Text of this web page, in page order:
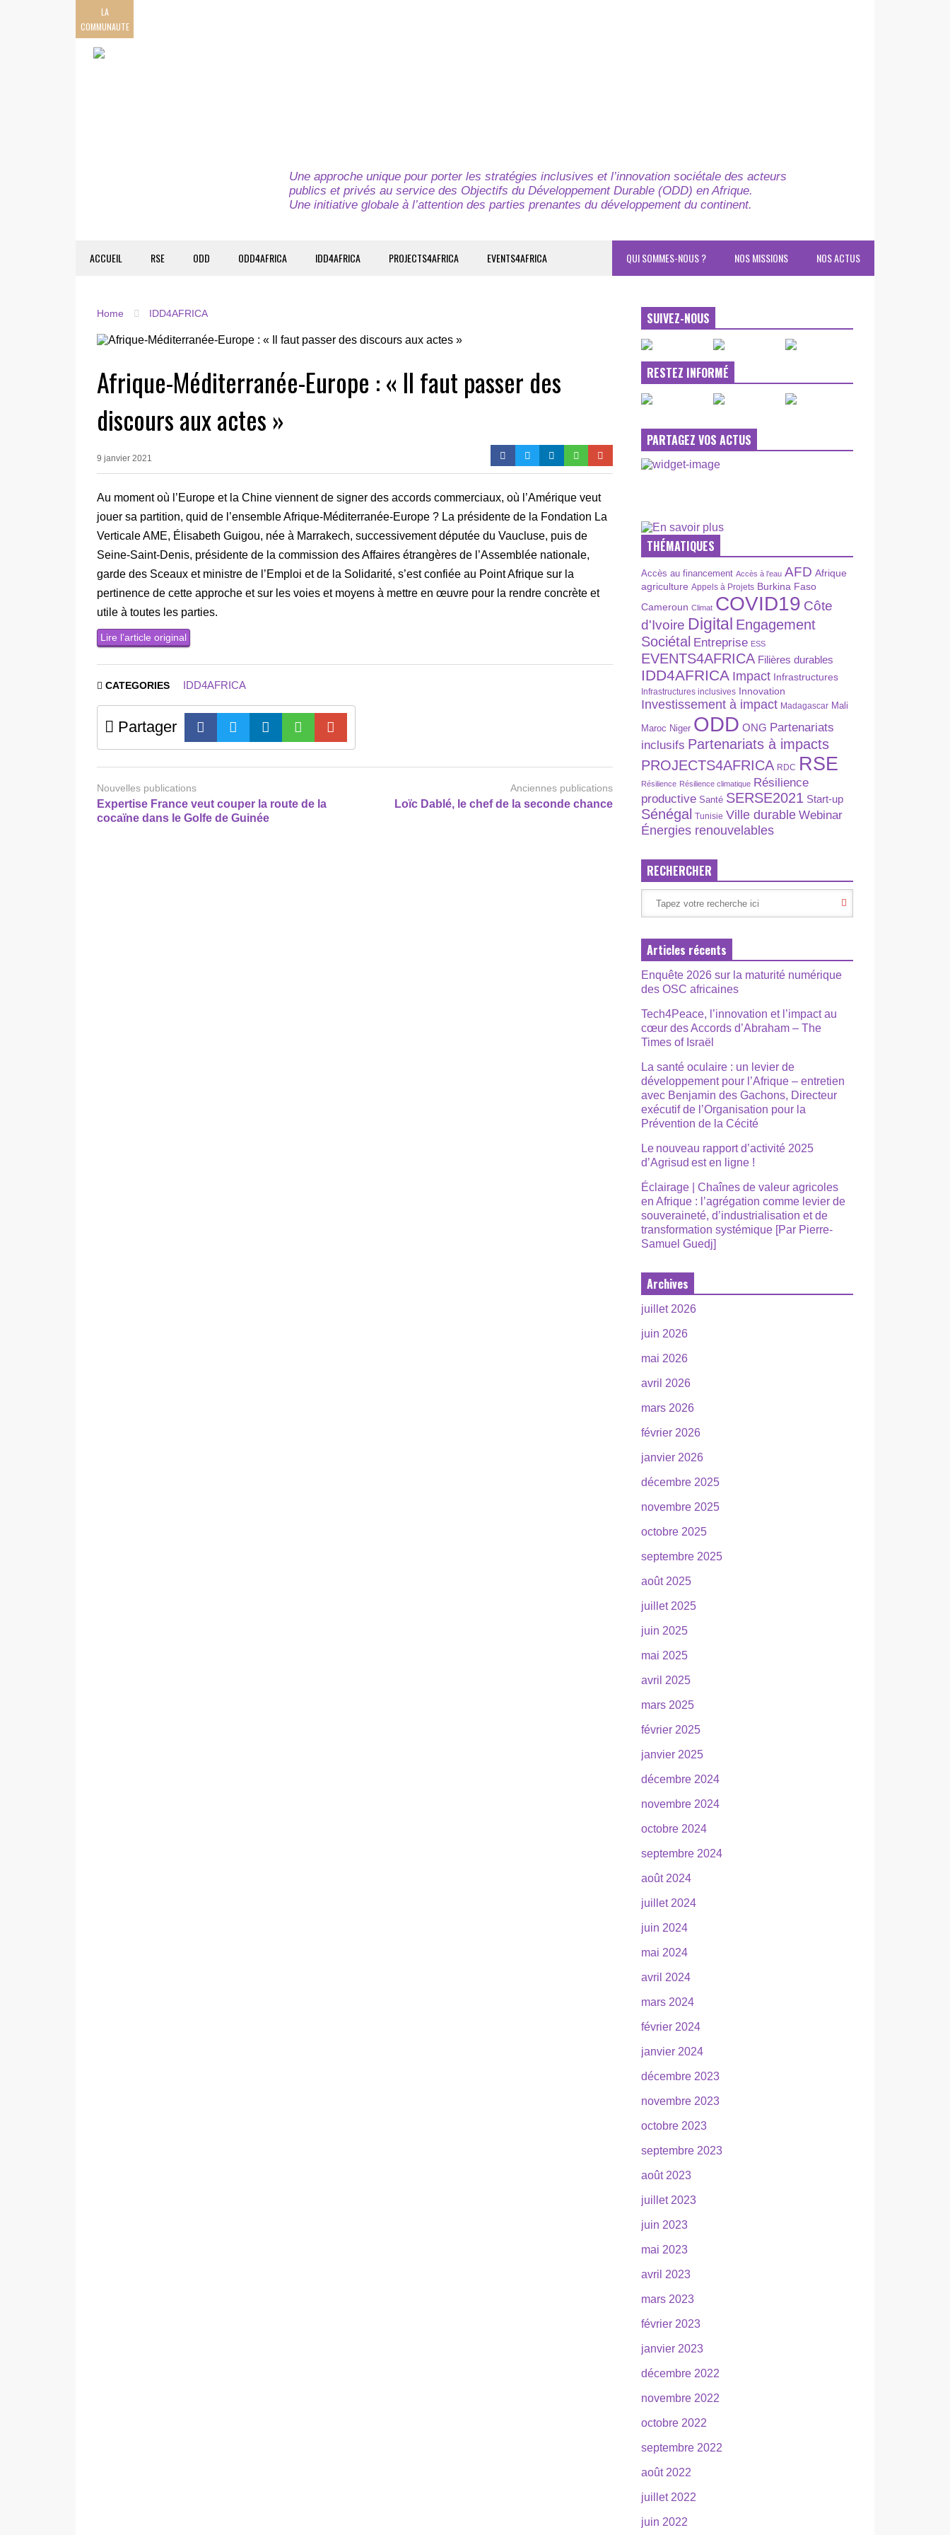
LA
COMMUNAUTE
Une approche unique pour porter les stratégies inclusives et l’innovation sociétale des acteurs
publics et privés au service des Objectifs du Développement Durable (ODD) en Afrique.
Une initiative globale à l’attention des parties prenantes du développement du continent.
ACCUEIL RSE ODD ODD4AFRICA IDD4AFRICA PROJECTS4AFRICA EVENTS4AFRICA NOS ACTUS
NOS MISSIONS
QUI SOMMES-NOUS ?
Home IDD4AFRICA
Afrique-Méditerranée-Europe : « Il faut passer des
discours aux actes »
9 janvier 2021
Au moment où l’Europe et la Chine viennent de signer des accords commerciaux, où l’Amérique veut
jouer sa partition, quid de l’ensemble Afrique-Méditerranée-Europe ? La présidente de la Fondation La
Verticale AME, Élisabeth Guigou, née à Marrakech, successivement députée du Vaucluse, puis de
Seine-Saint-Denis, présidente de la commission des Affaires étrangères de l’Assemblée nationale,
garde des Sceaux et ministre de l’Emploi et de la Solidarité, s’est confiée au Point Afrique sur la
pertinence de cette approche et sur les voies et moyens à mettre en œuvre pour la rendre concrète et
utile à toutes les parties.
Lire l’article original
CATEGORIES IDD4AFRICA
Partager
Nouvelles publications
Expertise France veut couper la route de la
cocaïne dans le Golfe de Guinée
Anciennes publications
Loïc Dablé, le chef de la seconde chance
SUIVEZ-NOUS
RESTEZ INFORMÉ
PARTAGEZ VOS ACTUS
THÉMATIQUES
Accès au financement Accès à l’eau AFD Afrique
agriculture Appels à Projets Burkina Faso
Cameroun Climat COVID19 Côte
d'Ivoire Digital Engagement
Sociétal Entreprise ESS
EVENTS4AFRICA Filières durables
IDD4AFRICA Impact Infrastructures
Infrastructures inclusives Innovation
Investissement à impact Madagascar Mali
Maroc Niger ODD ONG Partenariats
inclusifs Partenariats à impacts
PROJECTS4AFRICA RDC RSE
Résilience Résilience climatique Résilience
productive Santé SERSE2021 Start-up
Sénégal Tunisie Ville durable Webinar
Énergies renouvelables
RECHERCHER
Articles récents
Enquête 2026 sur la maturité numérique
des OSC africaines
Tech4Peace, l’innovation et l’impact au
cœur des Accords d’Abraham – The
Times of Israël
La santé oculaire : un levier de
développement pour l’Afrique – entretien
avec Benjamin des Gachons, Directeur
exécutif de l’Organisation pour la
Prévention de la Cécité
Le nouveau rapport d’activité 2025
d’Agrisud est en ligne !
Éclairage | Chaînes de valeur agricoles
en Afrique : l’agrégation comme levier de
souveraineté, d’industrialisation et de
transformation systémique [Par Pierre-
Samuel Guedj]
Archives
juillet 2026
juin 2026
mai 2026
avril 2026
mars 2026
février 2026
janvier 2026
décembre 2025
novembre 2025
octobre 2025
septembre 2025
août 2025
juillet 2025
juin 2025
mai 2025
avril 2025
mars 2025
février 2025
janvier 2025
décembre 2024
novembre 2024
octobre 2024
septembre 2024
août 2024
juillet 2024
juin 2024
mai 2024
avril 2024
mars 2024
février 2024
janvier 2024
décembre 2023
novembre 2023
octobre 2023
septembre 2023
août 2023
juillet 2023
juin 2023
mai 2023
avril 2023
mars 2023
février 2023
janvier 2023
décembre 2022
novembre 2022
octobre 2022
septembre 2022
août 2022
juillet 2022
juin 2022